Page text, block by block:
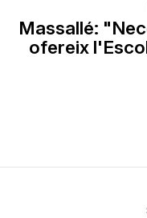
Massallé:
ofereix